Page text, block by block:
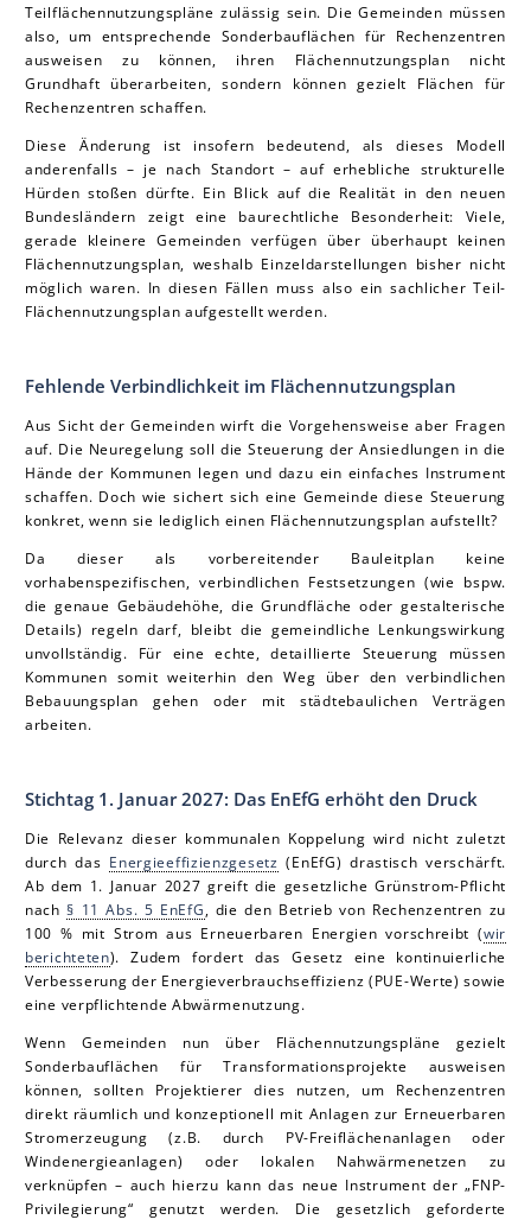
Teilflächennutzungspläne zulässig sein. Die Gemeinden müssen
also, um entsprechende Sonderbauflächen für Rechenzentren
ausweisen zu können, ihren Flächennutzungsplan nicht
Grundhaft überarbeiten, sondern können gezielt Flächen für
Rechenzentren schaffen.
Diese Änderung ist insofern bedeutend, als dieses Modell
anderenfalls – je nach Standort – auf erhebliche strukturelle
Hürden stoßen dürfte. Ein Blick auf die Realität in den neuen
Bundesländern zeigt eine baurechtliche Besonderheit: Viele,
gerade kleinere Gemeinden verfügen über überhaupt keinen
Flächennutzungsplan, weshalb Einzeldarstellungen bisher nicht
möglich waren. In diesen Fällen muss also ein sachlicher Teil-
Flächennutzungsplan aufgestellt werden.
Fehlende Verbindlichkeit im Flächennutzungsplan
Aus Sicht der Gemeinden wirft die Vorgehensweise aber Fragen
auf. Die Neuregelung soll die Steuerung der Ansiedlungen in die
Hände der Kommunen legen und dazu ein einfaches Instrument
schaffen. Doch wie sichert sich eine Gemeinde diese Steuerung
konkret, wenn sie lediglich einen Flächennutzungsplan aufstellt?
Da dieser als vorbereitender Bauleitplan keine
vorhabenspezifischen, verbindlichen Festsetzungen (wie bspw.
die genaue Gebäudehöhe, die Grundfläche oder gestalterische
Details) regeln darf, bleibt die gemeindliche Lenkungswirkung
unvollständig. Für eine echte, detaillierte Steuerung müssen
Kommunen somit weiterhin den Weg über den verbindlichen
Bebauungsplan gehen oder mit städtebaulichen Verträgen
arbeiten.
Stichtag 1. Januar 2027: Das EnEfG erhöht den Druck
Die Relevanz dieser kommunalen Koppelung wird nicht zuletzt
durch das Energieeffizienzgesetz (EnEfG) drastisch verschärft.
Ab dem 1. Januar 2027 greift die gesetzliche Grünstrom-Pflicht
nach § 11 Abs. 5 EnEfG , die den Betrieb von Rechenzentren zu
100 % mit Strom aus Erneuerbaren Energien vorschreibt (wir
berichteten). Zudem fordert das Gesetz eine kontinuierliche
Verbesserung der Energieverbrauchseffizienz (PUE-Werte) sowie
eine verpflichtende Abwärmenutzung.
Wenn Gemeinden nun über Flächennutzungspläne gezielt
Sonderbauflächen für Transformationsprojekte ausweisen
können, sollten Projektierer dies nutzen, um Rechenzentren
direkt räumlich und konzeptionell mit Anlagen zur Erneuerbaren
Stromerzeugung (z.B. durch PV-Freiflächenanlagen oder
Windenergieanlagen) oder lokalen Nahwärmenetzen zu
verknüpfen – auch hierzu kann das neue Instrument der „FNP-
Privilegierung“ genutzt werden. Die gesetzlich geforderte